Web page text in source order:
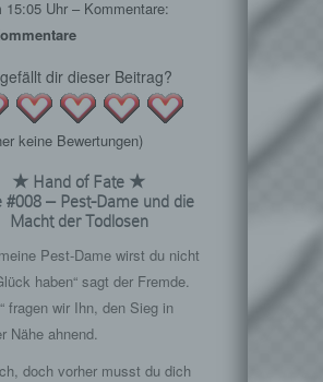
15:05 Uhr – Kommentare:
dir dieser Beitrag?
keine Bewertungen)
★ Hand of Fate ★
#008 – Pest-Dame und die
Macht der Todlosen
meine Pest-Dame wirst du nicht
haben“ sagt der Fremde.
fragen wir Ihn, den Sieg in
Nähe ahnend.
doch vorher musst du dich